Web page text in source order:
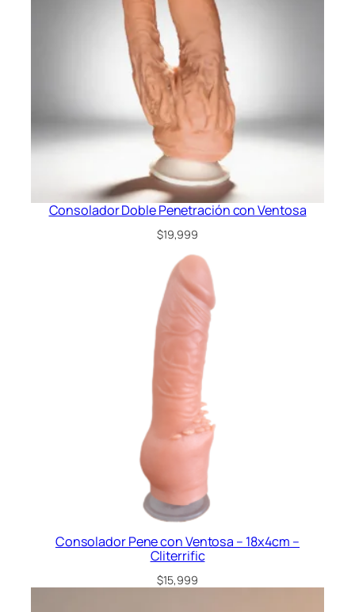
Consolador Doble Penetración con Ventosa
$19,999
Consolador Pene con Ventosa – 18x4cm –
Cliterrific
$15,999